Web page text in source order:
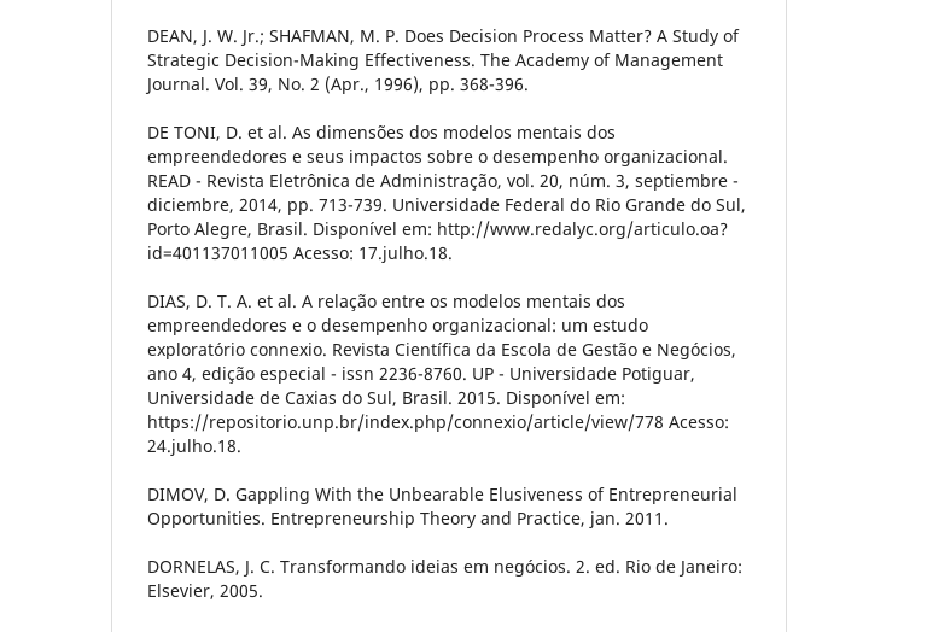
DEAN, J. W. Jr.; SHAFMAN, M. P. Does Decision Process Matter? A Study of
Strategic Decision-Making Effectiveness. The Academy of Management
Journal. Vol. 39, No. 2 (Apr., 1996), pp. 368-396.
DE TONI, D. et al. As dimensões dos modelos mentais dos
empreendedores e seus impactos sobre o desempenho organizacional.
READ - Revista Eletrônica de Administração, vol. 20, núm. 3, septiembre -
diciembre, 2014, pp. 713-739. Universidade Federal do Rio Grande do Sul,
Porto Alegre, Brasil. Disponível em: http://www.redalyc.org/articulo.oa?
id=401137011005 Acesso: 17.julho.18.
DIAS, D. T. A. et al. A relação entre os modelos mentais dos
empreendedores e o desempenho organizacional: um estudo
exploratório connexio. Revista Científica da Escola de Gestão e Negócios,
ano 4, edição especial - issn 2236-8760. UP - Universidade Potiguar,
Universidade de Caxias do Sul, Brasil. 2015. Disponível em:
https://repositorio.unp.br/index.php/connexio/article/view/778 Acesso:
24.julho.18.
DIMOV, D. Gappling With the Unbearable Elusiveness of Entrepreneurial
Opportunities. Entrepreneurship Theory and Practice, jan. 2011.
DORNELAS, J. C. Transformando ideias em negócios. 2. ed. Rio de Janeiro:
Elsevier, 2005.